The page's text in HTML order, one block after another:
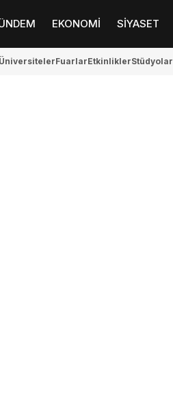
EKONOMİ SİYASET
ÜniversitelerFuarlarEtkinliklerStüdyolar